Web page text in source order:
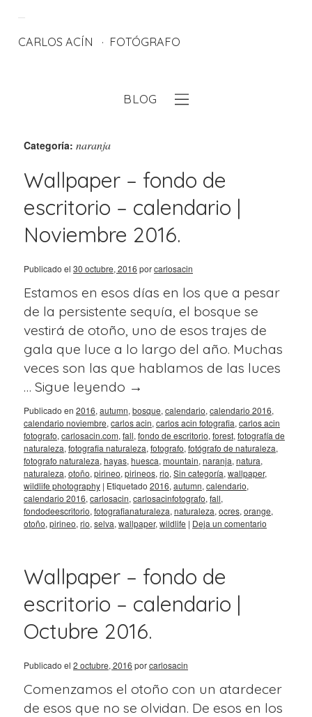
CARLOS ACÍN FOTÓGRAFO
BLOG
Categoría: naranja
Wallpaper – fondo de
escritorio – calendario |
Noviembre 2016.
Publicado el 30 octubre, 2016 porcarlosacin
Estamos en esos días en los que a pesar
de la persistente sequía, el bosque se
vestirá de otoño, uno de esos trajes de
gala que luce a lo largo del año. Muchas
veces son las que hablamos de las luces
… Sigue leyendo →
Publicado en 2016, autumn, bosque, calendario, calendario 2016,
calendario noviembre, carlos acin, carlos acin fotografia, carlos acin
fotografo, carlosacin.com, fall, fondo de escritorio, forest, fotografía de
naturaleza, fotografia naturaleza, fotografo, fotógrafo de naturaleza,
fotografo naturaleza, hayas, huesca, mountain, naranja, natura,
naturaleza, otoño, pirineo, pirineos, rio, Sin categoría, wallpaper,
wildlife photography | Etiquetado 2016, autumn, calendario,
calendario 2016, carlosacin, carlosacinfotografo, fall,
fondodeescritorio, fotografianaturaleza, naturaleza, ocres, orange,
otoño, pirineo, rio, selva, wallpaper, wildlife | Deja un comentario
Wallpaper – fondo de
escritorio – calendario |
Octubre 2016.
Publicado el 2 octubre, 2016 porcarlosacin
Comenzamos el otoño con un atardecer
de esos que no se olvidan. De esos en los